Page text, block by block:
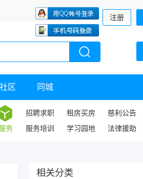
注册
社区 同城
务
招聘求职 租房买房 慈利公告
服务培训
学习园地 法律援助
相关分类